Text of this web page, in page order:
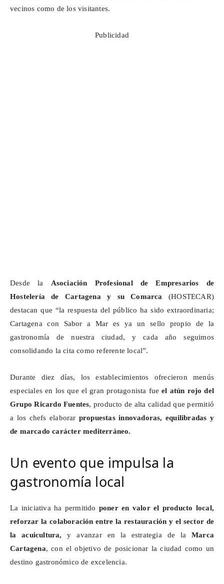
vecinos como de los visitantes.
Publicidad
Desde la Asociación Profesional de Empresarios de
Hostelería de Cartagena y su Comarca
(HOSTECAR)
destacan que “la respuesta del público ha sido extraordinaria;
Cartagena con Sabor a Mar es ya un sello propio de la
gastronomía de nuestra ciudad, y cada año seguimos
consolidando la cita como referente local”.
Durante diez días, los establecimientos ofrecieron menús
especiales en los que el gran protagonista fueel atún rojo del
Grupo Ricardo Fuentes, producto de alta calidad que permitió
a los chefs elaborar propuestas innovadoras, equilibradas y
de marcado carácter mediterráneo.
Un evento que impulsa la
gastronomía local
La iniciativa ha permitido poner en valor el producto local,
reforzar la colaboración entre la restauración y el sector de
la acuicultura, y avanzar en la estrategia de la Marca
Cartagena, con el objetivo de posicionar la ciudad como un
destino gastronómico de excelencia.